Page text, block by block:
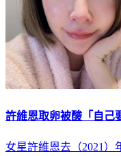
許維恩取卵被酸「自
女星許維恩去（2021）